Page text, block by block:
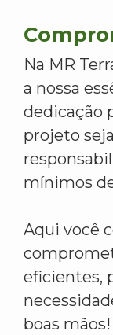
Na MR
a nossa
dedicação
projeto
mínimos
Aqui você
eficientes,
boas mãos!